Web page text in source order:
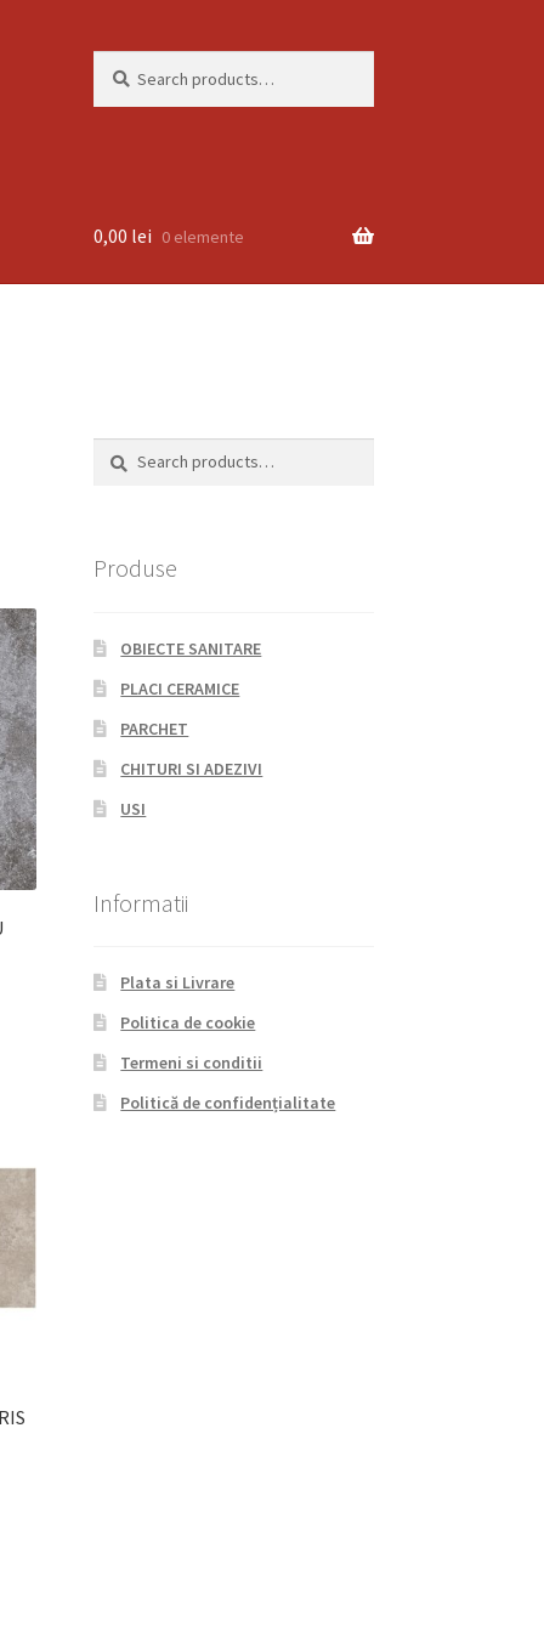
for:
0,00 lei 0 elemente
Search
Search
Produse
OBIECTE SANITARE
PLACI CERAMICE
PARCHET
CHITURI SI ADEZIVI
USI
Informatii
Plata si Livrare
Politica de cookie
Termeni si conditii
Politică de confidențialitate